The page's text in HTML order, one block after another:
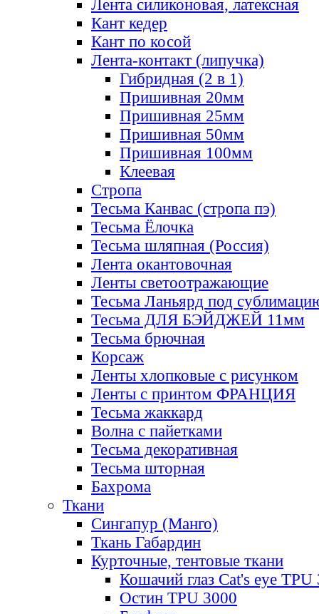
Лента силиконовая, латексная
Кант кедер
Кант по косой
Лента-контакт (липучка)
Гибридная (2 в 1)
Пришивная 20мм
Пришивная 25мм
Пришивная 50мм
Пришивная 100мм
Клеевая
Стропа
Тесьма Канвас (стропа пэ)
Тесьма Ёлочка
Тесьма шляпная (Россия)
Лента окантовочная
Ленты светоотражающие
Тесьма Ланьярд под
Тесьма ДЛЯ БЭЙДЖЕЙ 11мм
Тесьма брючная
Корсаж
Ленты хлопковые с рисунком
Ленты с принтом ФРАНЦИЯ
Тесьма жаккард
Волна с пайетками
Тесьма декоративная
Тесьма шторная
Бахрома
Ткани
Сингапур (Манго)
Ткань Габардин
Курточные, тентовые ткани
Кошачий глаз Cat's eye TPU
Остин TPU 3000